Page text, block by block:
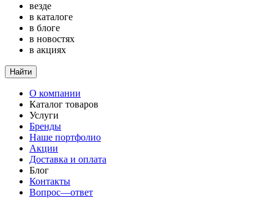
везде
в каталоге
в блоге
в новостях
в акциях
Найти
О компании
Каталог товаров
Услуги
Бренды
Наше портфолио
Акции
Доставка и оплата
Блог
Контакты
Вопрос—ответ